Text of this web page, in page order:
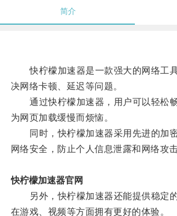
简介
快柠檬加速器是一款强大的网络工
决网络卡顿、延迟等问题。
通过快柠檬加速器，用户可以轻松
为网页加载缓慢而烦恼。
同时，快柠檬加速器采用先进的加
网络安全，防止个人信息泄露和网络攻击
快柠檬加速器官网
另外，快柠檬加速器还能提供稳定
在游戏、视频等方面拥有更好的体验。